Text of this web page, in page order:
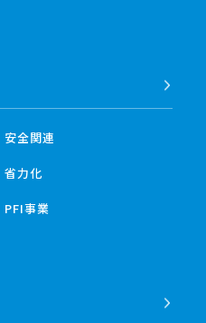
安全関連
省力化
PFI事業